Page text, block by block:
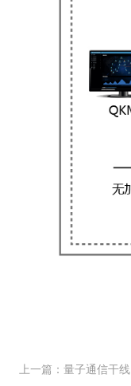
上一篇：量子通信干线